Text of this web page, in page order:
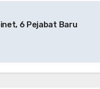
6 Pejabat Baru